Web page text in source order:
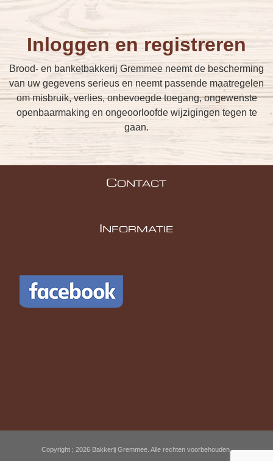
Inloggen en registreren
Brood- en banketbakkerij Gremmee neemt de bescherming
van uw gegevens serieus en neemt passende maatregelen
om misbruik, verlies, onbevoegde toegang, ongewenste
openbaarmaking en ongeoorloofde wijzigingen tegen te
gaan.
CONTACT
NFORMATIE
Copyright ; 2026 Bakkerij Gremmee. Alle rechten voorbehouden.